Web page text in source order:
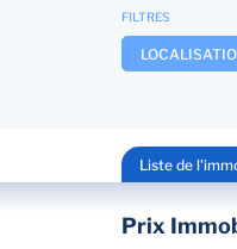
FILTRES
Liste de
Prix